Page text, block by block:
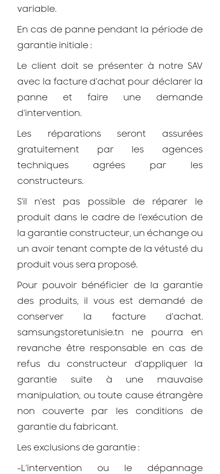
variable.
En cas de panne pendant la période de
garantie initiale :
Le client doit se présenter à notre SAV
avec la facture d’achat pour déclarer la
panne et faire une demande
d’intervention.
Les réparations seront assurées
gratuitement par les agences
techniques agrées par les
constructeurs.
S'il n'est pas possible de réparer le
produit dans le cadre de l'exécution de
la garantie constructeur, un échange ou
un avoir tenant compte de la vétusté du
produit vous sera proposé.
Pour pouvoir bénéficier de la garantie
des produits, il vous est demandé de
conserver la facture d'achat.
samsungstoretunisie.tn ne pourra en
revanche être responsable en cas de
refus du constructeur d'appliquer la
garantie suite à une mauvaise
manipulation, ou toute cause étrangère
non couverte par les conditions de
garantie du fabricant.
Les exclusions de garantie :
-L’intervention ou le dépannage